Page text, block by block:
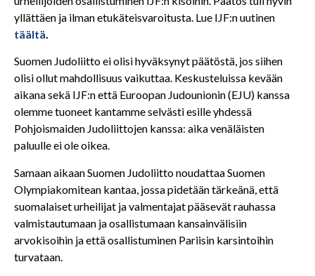
yllättäen ja ilman etukäteisvaroitusta. Lue IJF:n uutinen
täältä.
Suomen Judoliitto ei olisi hyväksynyt päätöstä, jos siihen
olisi ollut mahdollisuus vaikuttaa. Keskusteluissa kevään
aikana sekä IJF:n että Euroopan Judounionin (EJU) kanssa
olemme tuoneet kantamme selvästi esille yhdessä
Pohjoismaiden Judoliittojen kanssa: aika venäläisten
paluulle ei ole oikea.
Samaan aikaan Suomen Judoliitto noudattaa Suomen
Olympiakomitean kantaa, jossa pidetään tärkeänä, että
suomalaiset urheilijat ja valmentajat pääsevät rauhassa
valmistautumaan ja osallistumaan kansainvälisiin
arvokisoihin ja että osallistuminen Pariisin karsintoihin
turvataan.